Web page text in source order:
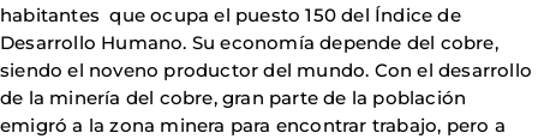
habitantes que ocupa el puesto 150 del Índice de
Desarrollo Humano. Su economía depende del cobre,
siendo el noveno productor del mundo. Con el desarrollo
de la minería del cobre, gran parte de la población
emigró a la zona minera para encontrar trabajo, pero a